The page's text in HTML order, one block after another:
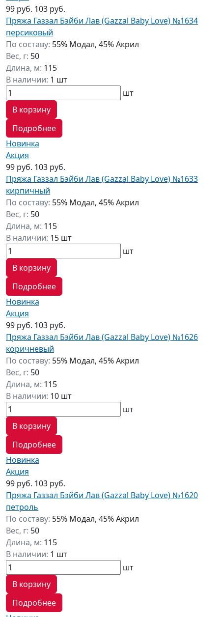
99 руб. 103 руб.
Пряжа Газзал Бэйби Лав (Gazzal Baby Love) №1634
персиковый
По составу: 55% Модал, 45% Акрил
Вес, г: 50
Длина, м: 115
В наличии: 1 шт
шт
В корзину
Подробнее
Новинка
Акция
99 руб. 103 руб.
Пряжа Газзал Бэйби Лав (Gazzal Baby Love) №1633
кирпичный
По составу: 55% Модал, 45% Акрил
Вес, г: 50
Длина, м: 115
В наличии: 15 шт
шт
В корзину
Подробнее
Новинка
Акция
99 руб. 103 руб.
Пряжа Газзал Бэйби Лав (Gazzal Baby Love) №1626
коричневый
По составу: 55% Модал, 45% Акрил
Вес, г: 50
Длина, м: 115
В наличии: 10 шт
шт
В корзину
Подробнее
Новинка
Акция
99 руб. 103 руб.
Пряжа Газзал Бэйби Лав (Gazzal Baby Love) №1620
петроль
По составу: 55% Модал, 45% Акрил
Вес, г: 50
Длина, м: 115
В наличии: 1 шт
шт
В корзину
Подробнее